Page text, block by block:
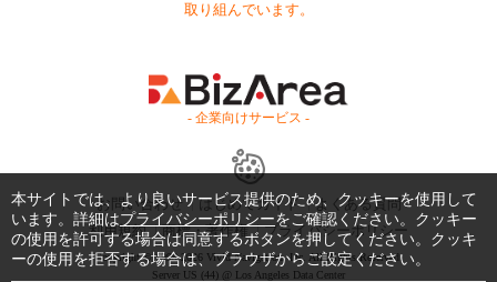
取り組んでいます。
- 企業向けサービス -
お問い合わせ はじめてガイド
よくある質問
利用規約
商標・著作権 プライバシーポリシー
Copyright © 1999-2026 Vivid Navigation, Inc. All Rights Reserved.
Server US (44) @ Los Angeles Data Center
本サイトでは、より良いサービス提供のため、クッキーを使用して
います。詳細はプライバシーポリシーをご確認ください。クッキー
の使用を許可する場合は同意するボタンを押してください。クッキ
ーの使用を拒否する場合は、ブラウザからご設定ください。